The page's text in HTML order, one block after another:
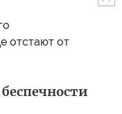
отстают от